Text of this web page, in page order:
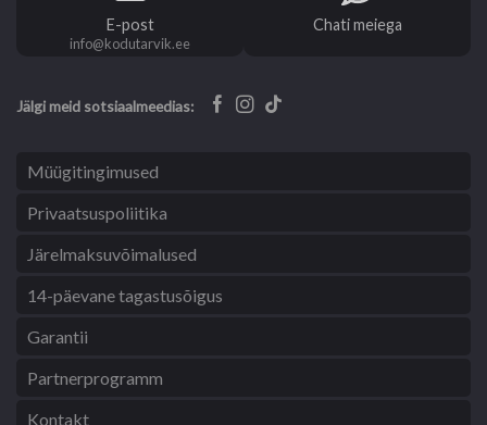
E-post
info@kodutarvik.ee
Chati meiega
Jälgi meid sotsiaalmeedias:
Müügitingimused
Privaatsuspoliitika
Järelmaksuvõimalused
14-päevane tagastusõigus
Garantii
Partnerprogramm
Kontakt